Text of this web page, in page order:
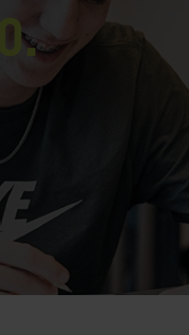
10.